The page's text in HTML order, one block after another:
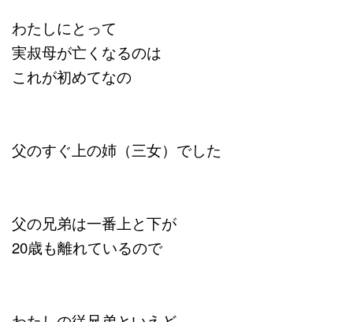
わたしにとって
実叔母が亡くなるのは
これが初めてなの
父のすぐ上の姉（三女）でした
父の兄弟は一番上と下が
20歳も離れているので